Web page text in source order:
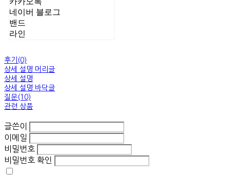
네이버 블로그
밴드
라인
후기(0)
상세 설명 머리글
상세 설명
상세 설명 바닥글
질문(10)
관련 상품
글쓴이
이메일
비밀번호
비밀번호 확인